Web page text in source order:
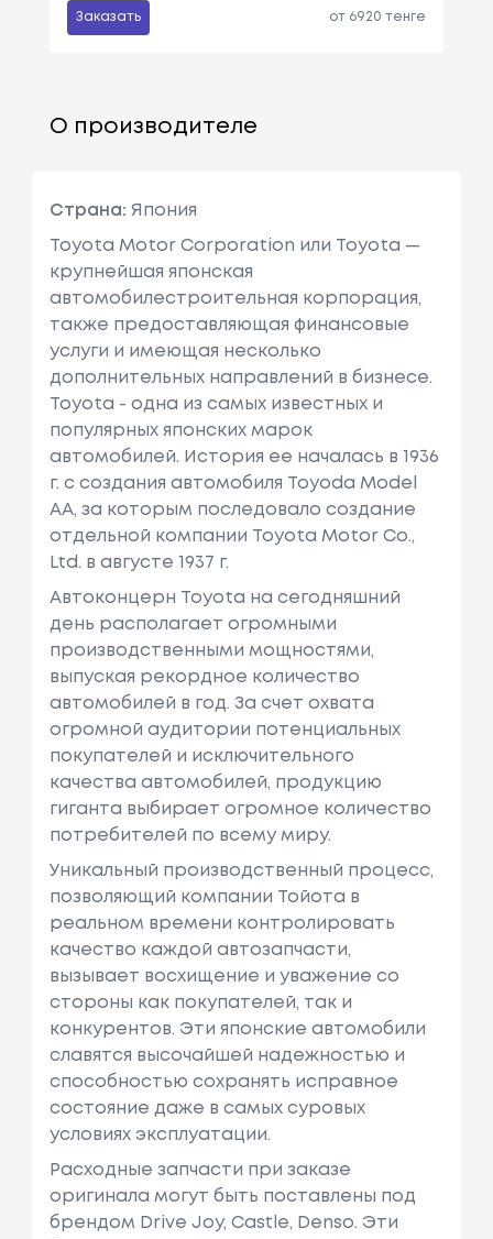
Заказать от 6920 тенге
О производителе
Страна: Япония
Toyota Motor Corporation или Toyota —
крупнейшая японская
автомобилестроительная корпорация,
также предоставляющая финансовые
услуги и имеющая несколько
дополнительных направлений в бизнесе.
Toyota - одна из самых известных и
популярных японских марок
автомобилей. История ее началась в 1936
г. с создания автомобиля Toyoda Model
AA, за которым последовало создание
отдельной компании Toyota Motor Co.,
Ltd. в августе 1937 г.
Автоконцерн Toyota на сегодняшний
день располагает огромными
производственными мощностями,
выпуская рекордное количество
автомобилей в год. За счет охвата
огромной аудитории потенциальных
покупателей и исключительного
качества автомобилей, продукцию
гиганта выбирает огромное количество
потребителей по всему миру.
Уникальный производственный процесс,
позволяющий компании Тойота в
реальном времени контролировать
качество каждой автозапчасти,
вызывает восхищение и уважение со
стороны как покупателей, так и
конкурентов. Эти японские автомобили
славятся высочайшей надежностью и
способностью сохранять исправное
состояние даже в самых суровых
условиях эксплуатации.
Расходные запчасти при заказе
оригинала могут быть поставлены под
брендом Drive Joy, Castle, Denso. Эти